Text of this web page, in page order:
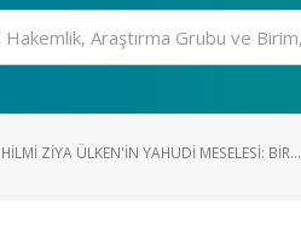
HILMI ZIYA ÜLKEN'IN YAHUDI MESELESI: BIR...